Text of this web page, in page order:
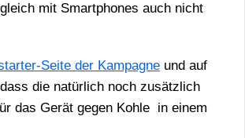
mit Smart­phones auch nicht
Sei­te der Kam­pa­gne und auf
die natür­lich noch zusätz­lich
das Gerät gegen Koh­le in einem